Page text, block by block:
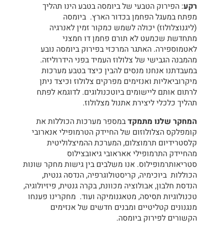
רקע: הפירוק הטבעי של ביומסה בטבע הינו תהליך
מפתח במעגל הפחמן בכדור הארץ. ביומסה
(ליגנוצלולוז) יכולה לשמש כמקור זמין לאנרגיה
מתחדשת שכמעט לא תורם פחמן דו חמצני
לאטמוספירה. האתגר המרכזי בפירוק ביומסה נובע
מהמבנה הגבישי של צלולוז העמיד בפני הידרוליזה.
במעבדתנו אנחנו מנסים להבין כיצד בטבע מערכות
מיקרוביאליות ואנזימים מפרקים צלולוז וכיצד ניתן
לרתום אותם ליישומים ביוטכנולוגים. לדוגמא לפתח
תהליך כלכלי ליצירת אתנול מצלולוז.
המחקר שלנו מתמקדבמספר מערכות הכוללות את
קומפלקס הצלולוזום של החיידק הטרמופילי אנארובי
קלסטרידיום תרמוצלום, המערכת ההמיצלוליטית
מהחיידק התרמופילי אאראובי גיאובצילוס
סטריאותרמופילוס. אנו משלבים בין גישות מחקר שונות
הכוללות ביוכימיה, קריסטולוגרפיה, הנדסה גנטית,
הנדסת חלבון, אבולוציה מכוונת, בקרה גנטית, פיזיולוגיה,
טכנולוגיות תסיסה, מטאגנומיקה ועוד. מחקרינו פענחו
מנגנונים קטליטיים ומבנים חדשים של אנזימים
הקשורים לפירוק ביומסה.